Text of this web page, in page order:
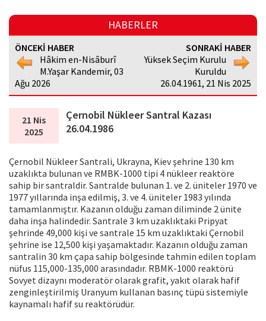
HABERLER
ÖNCEKİ HABER
Hâkim en-Nisâburî
M.Yaşar Kandemir, 03
Ağu 2026
SONRAKİ HABER
Yüksek Seçim Kurulu
Kuruldu
26.04.1961, 21 Nis 2025
21 Nis
2025
Çernobil Nükleer Santral Kazası
26.04.1986
Çernobil Nükleer Santrali, Ukrayna, Kiev şehrine 130 km
uzaklıkta bulunan ve RMBK-1000 tipi 4 nükleer reaktöre
sahip bir santraldir. Santralde bulunan 1. ve 2. üniteler 1970 ve
1977 yıllarında inşa edilmiş, 3. ve 4. üniteler 1983 yılında
tamamlanmıştır. Kazanın olduğu zaman diliminde 2 ünite
daha inşa halindedir. Santrale 3 km uzaklıktaki Pripyat
şehrinde 49,000 kişi ve santrale 15 km uzaklıktaki Çernobil
şehrine ise 12,500 kişi yaşamaktadır. Kazanın olduğu zaman
santralin 30 km çapa sahip bölgesinde tahmin edilen toplam
nüfus 115,000-135,000 arasındadır. RBMK-1000 reaktörü
Sovyet dizaynı moderatör olarak grafit, yakıt olarak hafif
zenginleştirilmiş Uranyum kullanan basınç tüpü sistemiyle
kaynamalı hafif su reaktörüdür.